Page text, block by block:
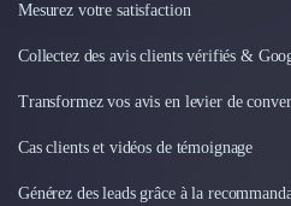
Mesurez votre satisfaction
Collectez des avis clients vérifiés &
Transformez vos avis en levier de
Cas clients et vidéos de témoignage
Générez des leads grâce à la